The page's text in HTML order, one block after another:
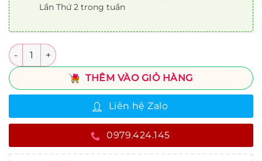
Lần Thứ 2 trong tuần
Số lượng
THÊM VÀO GIỎ HÀNG
Liên hệ Zalo
0979.424.145